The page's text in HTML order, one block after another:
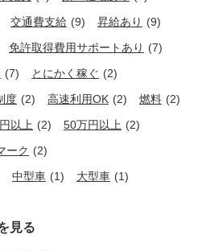
交通費支給 (9) 昇給あり (9)
免許取得費用サポートあり (7)
(7) とにかく稼ぐ (2)
度 (2) 高速利用OK (2) 燃料 (2)
以上 (2) 50万円以上 (2)
ーク (2)
中型車 (1) 大型車 (1)
見る